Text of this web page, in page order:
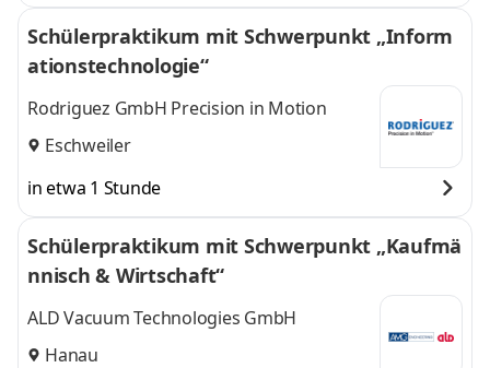
Schülerpraktikum mit Schwerpunkt „Inform
ationstechnologie“
Rodriguez GmbH Precision in Motion
Eschweiler
in etwa 1 Stunde
Schülerpraktikum mit Schwerpunkt „Kaufmä
nnisch & Wirtschaft“
ALD Vacuum Technologies GmbH
Hanau